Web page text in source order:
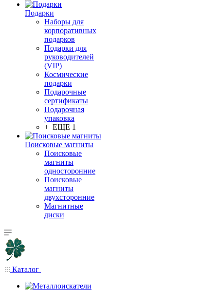
Подарки
Наборы для
корпоративных
подарков
Подарки для
руководителей
(VIP)
Космические
подарки
Подарочные
сертификаты
Подарочная
упаковка
+ ЕЩЕ 1
Поисковые магниты
Поисковые
магниты
односторонние
Поисковые
магниты
двухсторонние
Магнитные
диски
Каталог